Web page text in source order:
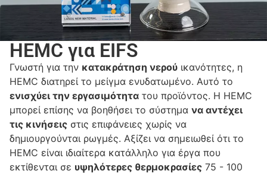
HEMC για EIFS
Γνωστή για την κατακράτηση νερού ικανότητες, η
HEMC διατηρεί το μείγμα ενυδατωμένο. Αυτό το
ενισχύει την εργασιμότητα του προϊόντος. Η HEMC
μπορεί επίσης να βοηθήσει το σύστημα να αντέχει
τις κινήσεις στις επιφάνειες χωρίς να
δημιουργούνται ρωγμές. Αξίζει να σημειωθεί ότι το
HEMC είναι ιδιαίτερα κατάλληλο για έργα που
εκτίθενται σε υψηλότερες θερμοκρασίες 75 - 100